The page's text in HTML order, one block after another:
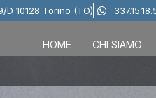
D 10128 Torino (TO)
HOME CHI SIAMO